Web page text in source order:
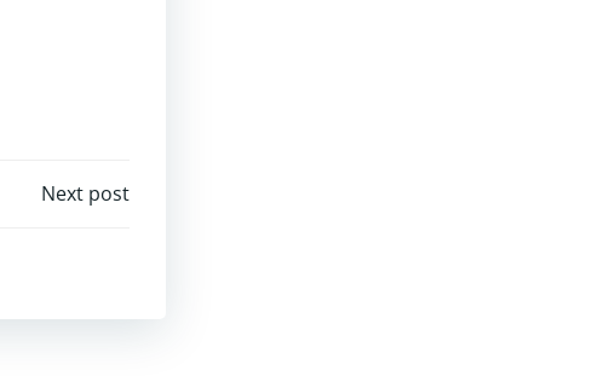
Next post